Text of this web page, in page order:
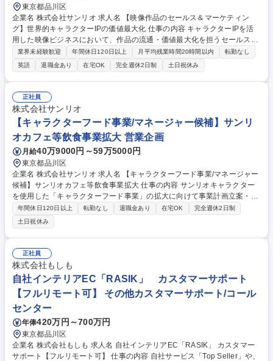
東京都品川区
企業名 株式会社サンリオ 求人名 【映像作品のセールス＆マーケティン
グ】世界的キャラクターIPの価値最大化 仕事の内容 キャラクターIPを活
用した映像ビジネスにおいて、作品の流通・価値最大化を担うセールスや
マーケティング業務全般をお任せします。作品の入口から出口まで社内外
と連携し、グローバルに魅力をお届けします。 ■セールス業務:国内外プラ
ットフォームへの映像作品セールス(配信・番販),条件交渉,ライセンス案件
創出 ■マーケティング/プロモーション:ローンチ前後の企画実行,視聴数や
収益最大化の施策設計,分析 ■PM:進行管理(制作～販売),契約管理,売上計上
■ビジネス開発:新規案件創出(パートナー開拓・企画起点),キャラクター戦
略と連動した映像展開提案 募集職種 【映像作品のセールス＆マーケティ
ング】世界的キャラクターIPの価値最大化
業界未経験歓迎 年間休日120日以上 月平均残業時間20時間以内
転勤なし
英語
退職金あり 在宅OK 完全週休2日制 土日祝休み
正社員
株式会社サンリオ
【キャラクターフード事業/マネージャー候補】サンリ
オカフェ等飲食事業拡大 営業企画
月給40万9000円～59万5000円
東京都品川区
企業名 株式会社サンリオ 求人名 【キャラクターフード事業/マネージャー
候補】サンリオカフェ等飲食事業拡大 仕事の内容 サンリオキャラクター
を使用した「キャラクターフード事業」の拡大に向けて事業計画立案・プ
レゼン・実行を担っていただきます。まだスタートしたばかりの事業の拡
大＆確立に関わるポジションです。 【詳細】■事業全般（運営・営業・販
売計画・企画立案・商品開発など）■飲食事業拡大に向けて事業計画の作
成（長期・中期・短期）■拡大に向けての現状のサンリオフード事業の内
容の把握とルールやマニュアルの整備■拡大に向けての「ＦＣ契約書」お
よび「運営業務委託契約書」の作成 ■飲食フードのマーケティング市場調
査 ＊まずは先輩社員のサポートからスタート。営業、運営、販売計画を実
行し現状を把握して頂きます。 募集職種 【キャラクターフード事業/マネ
ージャー候補】サンリオカフェ等飲食事業拡大
年間休日120日以上 転勤なし 退職金あり 在宅OK
完全週休2日制
土日祝休み
正社員
株式会社もしも
自社インテリアEC「RASIK」 カスタマーサポート
【フルリモート可】 その他カスタマーサポート/コール
センター
年俸420万円～700万円
東京都品川区
企業名 株式会社もしも 求人名 自社インテリアEC「RASIK」 カスタマー
サポート【フルリモート可】 仕事の内容 自社サービス「Top Seller」や、